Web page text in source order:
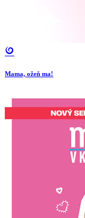
Mama, ožeň ma!